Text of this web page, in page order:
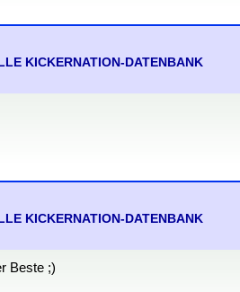
KICKERNATION-DATENBANK
KICKERNATION-DATENBANK
Beste ;)